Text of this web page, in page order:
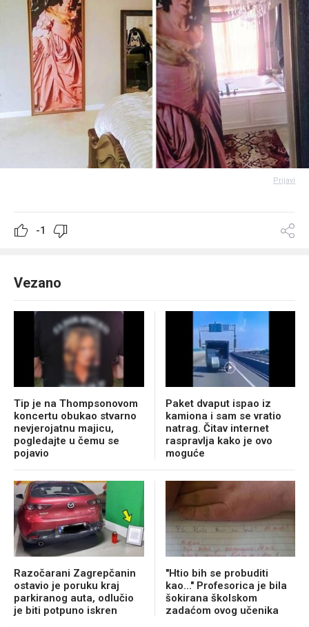
Prijavi
-1
Vezano
Tip je na Thompsonovom
koncertu obukao stvarno
nevjerojatnu majicu,
pogledajte u čemu se
pojavio
Paket dvaput ispao iz
kamiona i sam se vratio
natrag. Čitav internet
raspravlja kako je ovo
moguće
Razočarani Zagrepčanin
ostavio je poruku kraj
parkiranog auta, odlučio
je biti potpuno iskren
"Htio bih se probuditi
kao..." Profesorica je bila
šokirana školskom
zadaćom ovog učenika